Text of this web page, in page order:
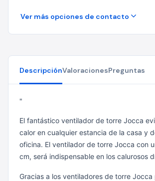
Ver más opciones de contacto
DescripciónValoracionesPreguntas
"
El fantástico ventilador de torre Jocca
calor en cualquier estancia de la casa y
oficina. El ventilador de torre Jocca con
cm, será indispensable en los calurosos
Gracias a los ventiladores de torre Jocca